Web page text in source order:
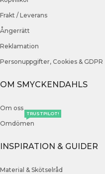
Frakt / Leverans
Ångerrätt
Reklamation
Personuppgifter, Cookies & GDPR
OM SMYCKENDAHLS
Om oss
Omdömen
TRUSTPILOT!
INSPIRATION & GUIDER
Material & Skötselråd